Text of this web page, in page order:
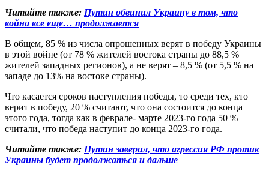
Читайте также: Путин обвинил Украину в том, что
война все еще… продолжается
В общем, 85 % из числа опрошенных верят в победу Украины
в этой войне (от 78 % жителей востока страны до 88,5 %
жителей западных регионов), а не верят – 8,5 % (от 5,5 % на
западе до 13% на востоке страны).
Что касается сроков наступления победы, то среди тех, кто
верит в победу, 20 % считают, что она состоится до конца
этого года, тогда как в феврале- марте 2023-го года 50 %
считали, что победа наступит до конца 2023-го года.
Читайте также: Путин заверил, что агрессия РФ против
Украины будет продолжаться и дальше